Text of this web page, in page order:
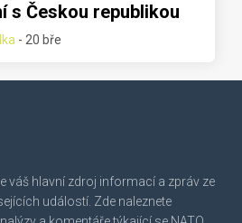
s Českou republikou
- 20 bře
váš hlavní zdroj informací a zpráv ze
událostí. Zde naleznete